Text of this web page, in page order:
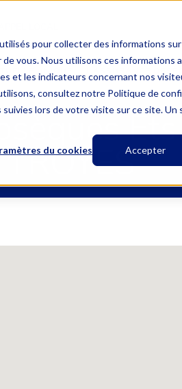
pour collecter des informations
vous. Nous utilisons ces informations
et les indicateurs concernant nos
consultez notre Politique de
lors de votre visite sur ce site. Un
du cookies Accepter
TROYES